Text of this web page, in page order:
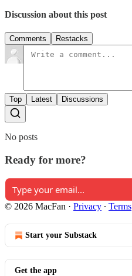
Discussion about this post
Comments Restacks
Top Latest Discussions
No posts
Ready for more?
© 2026 MacFan · Privacy ∙ Terms
Start your Substack
Get the app